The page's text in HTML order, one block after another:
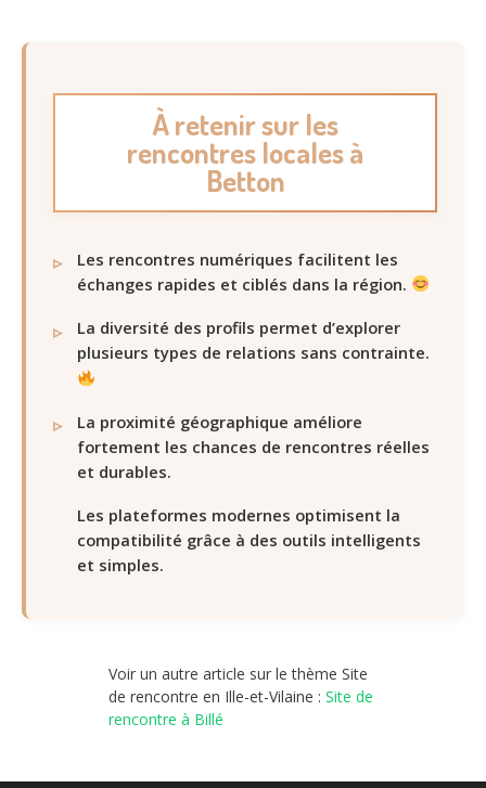
À retenir sur les
rencontres locales à
Betton
Les rencontres numériques facilitent les
échanges rapides et ciblés dans la région.
La diversité des profils permet d’explorer
plusieurs types de relations sans contrainte.
La proximité géographique améliore
fortement les chances de rencontres réelles
et durables.
Les plateformes modernes optimisent la
compatibilité grâce à des outils intelligents
et simples.
Voir un autre article sur le thème Site
de rencontre en Ille-et-Vilaine : Site de
rencontre à Billé